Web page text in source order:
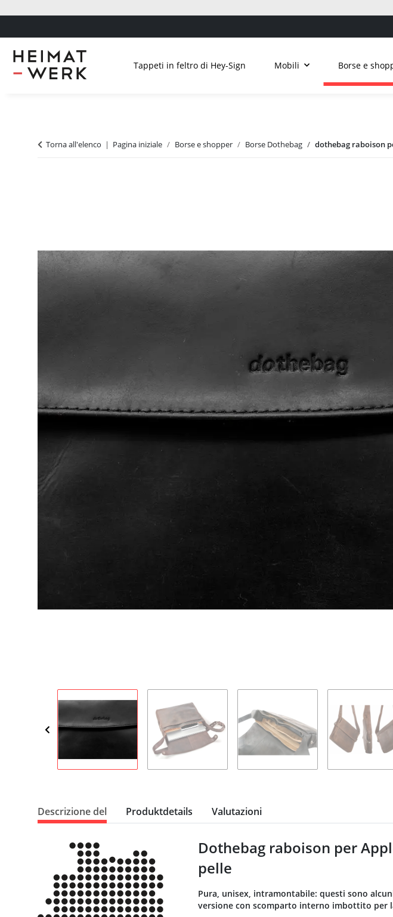
Tappeti in feltro di Hey-Sign Mobili Borse e
Torna all'elenco Pagina iniziale Borse e shopper Borse Dothebag dothebag raboison
Descrizione del Produktdetails Valutazioni
Dothebag raboison per
pelle
Pura, unisex, intramontabile: questi sono
versione con scomparto interno imbottito per